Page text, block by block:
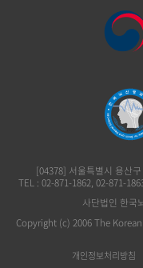
[04378] 서울특별시 용산
TEL : 02-871-1862, 02-871-
사단법인 한국
Copyright (c) 2006 The
개인정보처리방침